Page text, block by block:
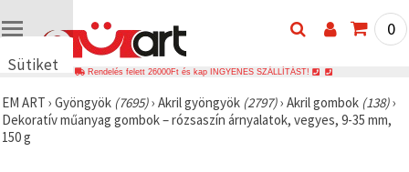
Sütiket
🍪 Cookie-
kat és
hasonló
0
Rendelés felett 26000Ft és kap INGYENES SZÁLLÍTÁST!
EM ART › Gyöngyök (7695)› Akril gyöngyök (2797)› Akril gombok (138)›
Dekoratív műanyag gombok – rózsaszín árnyalatok, vegyes, 9-35 mm,
150 g